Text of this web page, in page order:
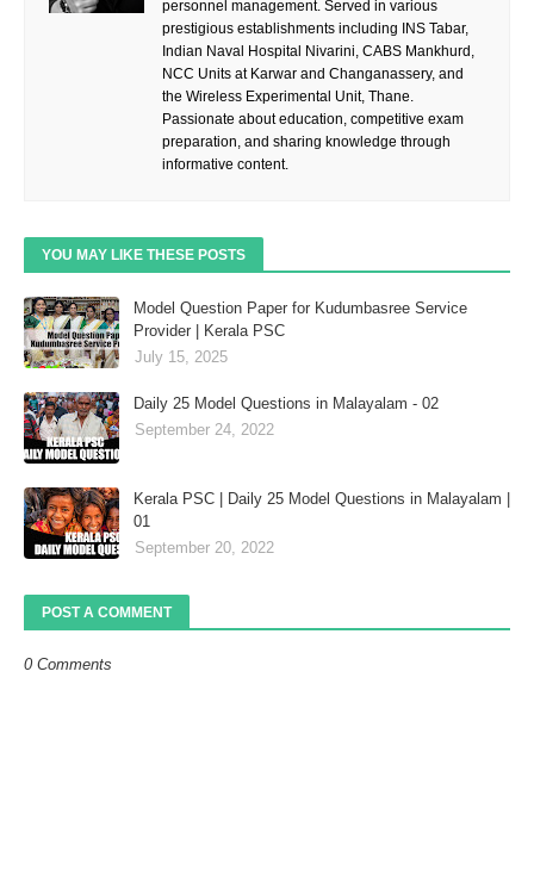
personnel management. Served in various
prestigious establishments including INS Tabar,
Indian Naval Hospital Nivarini, CABS Mankhurd,
NCC Units at Karwar and Changanassery, and
the Wireless Experimental Unit, Thane.
Passionate about education, competitive exam
preparation, and sharing knowledge through
informative content.
YOU MAY LIKE THESE POSTS
Model Question Paper for Kudumbasree Service
Provider | Kerala PSC
July 15, 2025
Daily 25 Model Questions in Malayalam - 02
September 24, 2022
Kerala PSC | Daily 25 Model Questions in Malayalam |
01
September 20, 2022
POST A COMMENT
0 Comments